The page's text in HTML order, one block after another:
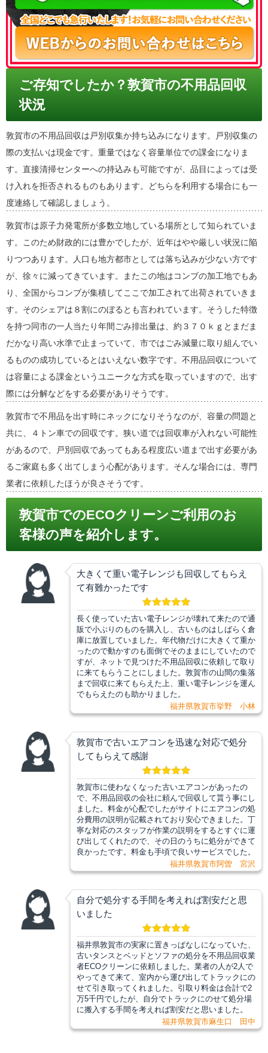
ご存知でしたか？敦賀市の不用品回収
状況
敦賀市の不用品回収は戸別収集か持ち込みになります。戸別収集の
際の支払いは現金です。重量ではなく容量単位での課金になりま
す。直接清掃センターへの持込みも可能ですが、品目によっては受
け入れを拒否されるものもあります。どちらを利用する場合にも一
度連絡して確認しましょう。
敦賀市は原子力発電所が多数立地している場所として知られていま
す。このため財政的には豊かでしたが、近年はやや厳しい状況に陥
りつつあります。人口も地方都市としては落ち込みが少ない方です
が、徐々に減ってきています。またこの地はコンブの加工地でもあ
り、全国からコンブが集積してここで加工されて出荷されていきま
す。そのシェアは８割にのぼるとも言われています。そうした特徴
を持つ同市の一人当たり年間ごみ排出量は、約３７０ｋｇとまだま
だかなり高い水準で止まっていて、市ではごみ減量に取り組んでい
るものの成功しているとはいえない数字です。不用品回収について
は容量による課金というユニークな方式を取っていますので、出す
際には分解などをする必要がありそうです。
敦賀市で不用品を出す時にネックになりそうなのが、容量の問題と
共に、４トン車での回収です。狭い道では回収車が入れない可能性
があるので、戸別回収であってもある程度広い道まで出す必要があ
るご家庭も多く出てしまう心配があります。そんな場合には、専門
業者に依頼したほうが良さそうです。
敦賀市でのECOクリーンご利用のお
客様の声を紹介します。
大きくて重い電子レンジも回収してもらえ
て有難かったです
長く使っていた古い電子レンジが壊れて来たので通
販で小ぶりのものを購入し、古いものはしばらく倉
庫に放置していました。年代物だけに大きくて重か
ったので動かすのも面倒でそのままにしていたので
すが、ネットで見つけた不用品回収に依頼して取り
に来てもらうことにしました。敦賀市の山間の集落
まで回収に来てもらえた上、重い電子レンジを運ん
でもらえたのも助かりました。
福井県敦賀市挙野 小林
敦賀市で古いエアコンを迅速な対応で処分
してもらえて感謝
敦賀市に使わなくなった古いエアコンがあったの
で、不用品回収の会社に頼んで回収して貰う事にし
ました。料金が心配でしたがサイトにエアコンの処
分費用の説明が記載されており安心できました。丁
寧な対応のスタッフが作業の説明をするとすぐに運
び出してくれたので、その日のうちに処分ができて
良かったです。料金も手頃で良いサービスでした。
福井県敦賀市阿曽 宮沢
自分で処分する手間を考えれば割安だと思
いました
福井県敦賀市の実家に置きっぱなしになっていた、
古いタンスとベッドとソファの処分を不用品回収業
者ECOクリーンに依頼しました。業者の人が2人で
やってきて来て、室内から運び出してトラックにの
せて引き取ってくれました。引取り料金は合計で2
万5千円でしたが、自分でトラックにのせて処分場
に搬入する手間を考えれば割安だと思いました。
福井県敦賀市麻生口 田中